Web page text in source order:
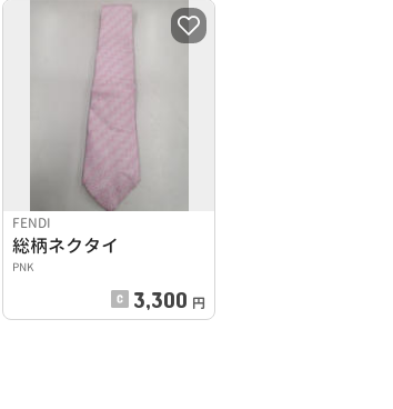
FENDI
総柄ネクタイ
PNK
3,300 円